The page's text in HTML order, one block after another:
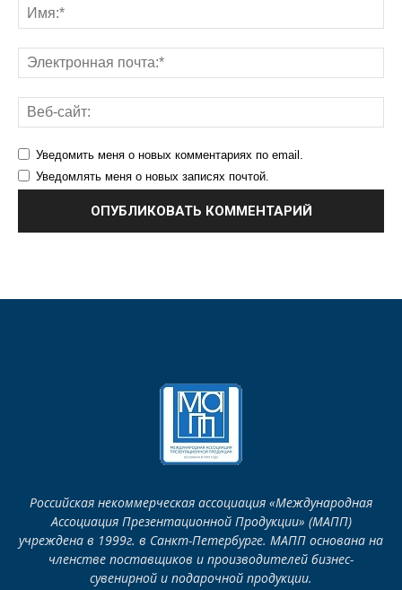
Уведомить меня о новых комментариях по email.
Уведомлять меня о новых записях почтой.
Российская некоммерческая ассоциация «Международная
Ассоциация Презентационной Продукции» (МАПП)
учреждена в 1999г. в Санкт-Петербурге. МАПП основана на
членстве поставщиков и производителей бизнес-
сувенирной и подарочной продукции.